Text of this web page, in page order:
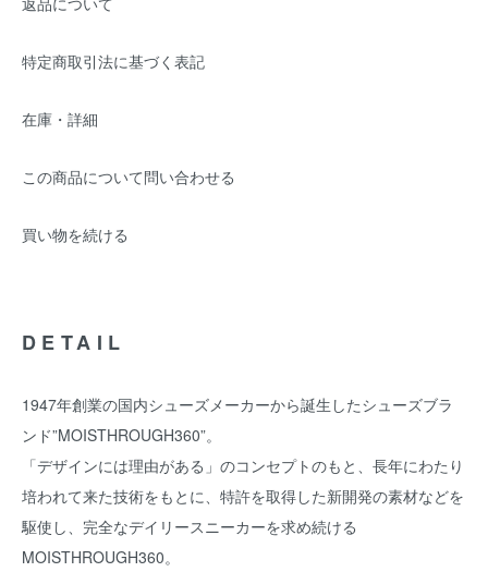
特定商取引法に基づく表記
在庫・詳細
この商品について問い合わせる
買い物を続ける
DETAIL
1947年創業の国内シューズメーカーから誕生したシューズブラ
ンド”MOISTHROUGH360”。
「デザインには理由がある」のコンセプトのもと、長年にわたり
培われて来た技術をもとに、特許を取得した新開発の素材などを
駆使し、完全なデイリースニーカーを求め続ける
MOISTHROUGH360。